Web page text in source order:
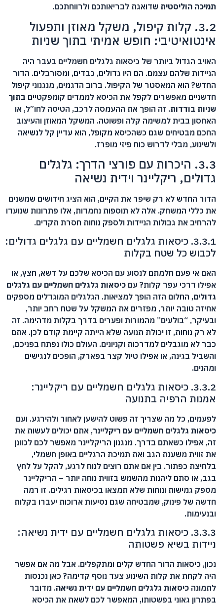
תמיכה הוליסטית שדואגת לבריאותכם ולרווחתכם.
3.2. קלות קיפול, משקל מאוזן ותפעול
אינטואיטיבי: חופש אמיתי בתוך שניות
האויב הגדול ביותר של כיסאות גלגלים חשמליים בעבר היה
הניידות שלהם עצמם. הם היו גדולים, כבדים, ומסורבלים. הדור
החדש? הוא המאסטר של הקיפול. ברוב הדגמים, מנגנוני קיפול
חדשניים מאפשרים לקפל את הכיסא לממדים קומפקטיים בתוך
שניות בודדות. זה הופך את ההעמסה לרכב, הטיסה לחו”ל, או
האחסון בבית למשימה קלה ופשוטה. המשקל המאוזן והעיצוב
החכם מבטיחים שגם כשהכיסא מקופל, הוא עדיין קל לנשיאה
ולשינוע, מבלי לדרוש כוח פיזי מופרז.
3.3. היכרות עם פורצי הדרך: גלגלים
גדולים, ריקליינר וידית נשיאה
הדור החדש לא רק שיפר את הקיים, הוא הציג חידושים שמשנים
את כללי המשחק. אלה לא תוספות נחמדות, אלו פתרונות שנועדו
להרחיב את גבולות הניידות ולספק נוחות חסרת תקדים.
3.3.1. כיסאות גלגלים חשמליים עם גלגלים גדולים:
לכבוש כל שטח בקלות
האם אי פעם חלמתם לנסוע עם הכיסא שלכם על דשא, חצץ, או
אפילו דרכי עפר קלות? עם כיסאות גלגלים חשמליים עם גלגלים
גדולים, החלום הזה הופך למציאות. הגלגלים המוגדלים מספקים
אחיזה טובה יותר, מפזרים את המשקל על שטח רחב יותר,
ובעיקר, “בולעים” מהמורות ופערים בדרך בקלות מדהימה. זה
לא רק נוחות, זו יכולת תנועה שלא הייתה קיימת קודם לכן. אתם
כבר לא מוגבלים למדרכות וקניונים. העולם כולו נפתח בפניכם,
והשביל בגינה, או אפילו טיול קצר בפארק, הופכים לנגישים
ומהנים.
3.3.2. כיסאות גלגלים חשמליים עם ריקליינר:
אמנות הרפיה בתנועה
לפעמים, כל מה שצריך זה פשוט להישען לאחור ולהירגע. ועם
כיסאות גלגלים חשמליים עם ריקליינר, אתם יכולים לעשות את
זה, אפילו כשאתם בדרך. מנגנון הריקליינר מאפשר לכם לכוונן
את זווית משענת הגב ואת תמיכת הרגליים באופן חשמלי,
בלחיצת כפתור. בין אם אתם רוצים לנוח לרגע, להקל על לחץ
בגב, או סתם ליהנות מהשמש בזווית נוחה יותר – הריקליינר
מספק גמישות ונוחות שלא תמצאו בכיסאות רגילים. זו רמה
חדשה של פינוק, שמבטיחה שגם נסיעות ארוכות יעברו בקלות
ובנעימות.
3.3.3. כיסאות גלגלים חשמליים עם ידית נשיאה:
ניידות בשיא פשטותה
נכון, כיסאות הדור החדש קלים ומתקפלים. אבל מה אם אפשר
היה לקחת את קלות השינוע צעד נוסף קדימה? כאן נכנסות
לתמונה כיסאות גלגלים חשמליים עם ידית נשיאה. מדובר
בפתרון גאוני בפשטותו, המאפשר לכם לשאת את הכיסא